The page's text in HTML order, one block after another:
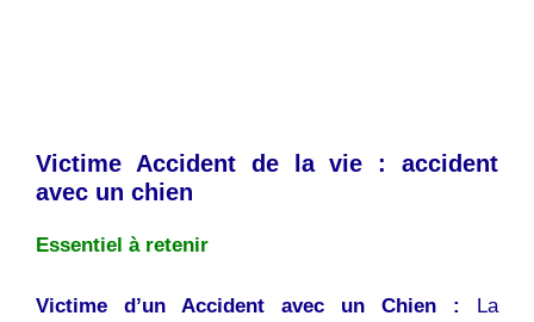
Victime Accident de la vie : accident
avec un chien
Essentiel à retenir
Victime d’un Accident avec un Chien :
La